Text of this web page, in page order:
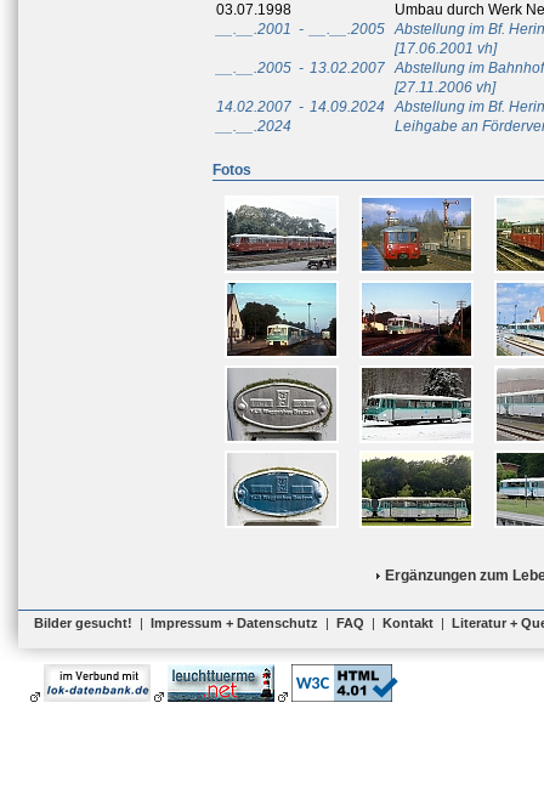
03.07.1998
Umbau durch Werk
__.__.2001 - __.__.2005 Abstellung im Bf.
[17.06.2001 vh]
__.__.2005 - 13.02.2007 Abstellung im
[27.11.2006 vh]
14.02.2007 - 14.09.2024
Abstellung im Bf.
__.__.2024
Leihgabe an
Fotos
Ergänzungen zum
Bilder gesucht! | Impressum + Datenschutz | FAQ | Kontakt | Literatur +